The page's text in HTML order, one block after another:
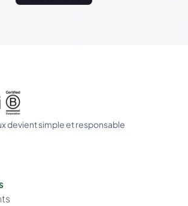
devient simple et responsable